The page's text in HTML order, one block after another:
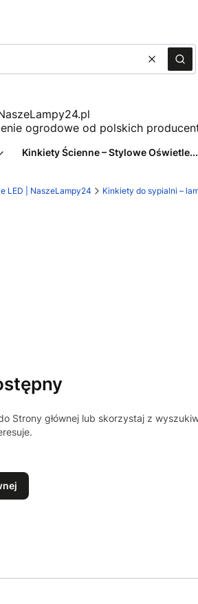
Wyczyść
ogrodowe od polskich
Kinkiety Ścienne – Stylowe Oświetle...
LED | NaszeLampy24
Kinkiety do sypialni –
Strony głównej lub skorzystaj z